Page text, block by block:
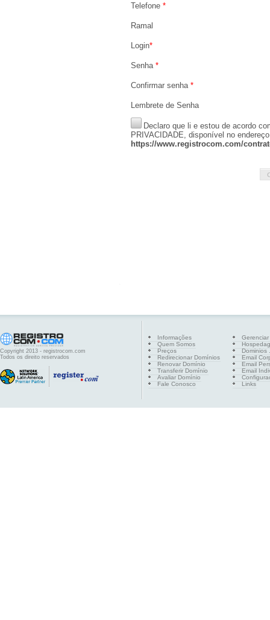
Telefone *
Ramal
Login*
Senha *
Confirmar senha *
Lembrete de Senha
Declaro que li e estou de acordo
PRIVACIDADE, disponível no
https://www.registrocom.com/
Copyright 2013 - registrocom.com
Todos os direito reservados
Informações
Quem Somos
Preços
Redirecionar Domínios
Renovar Domínio
Transferir Domínio
Avaliar Domínio
Fale Conosco
Dominios
Email
Email
Email
Links